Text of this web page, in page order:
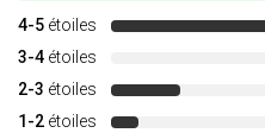
4-5 étoiles
3-4 étoiles
2-3 étoiles
1-2 étoiles